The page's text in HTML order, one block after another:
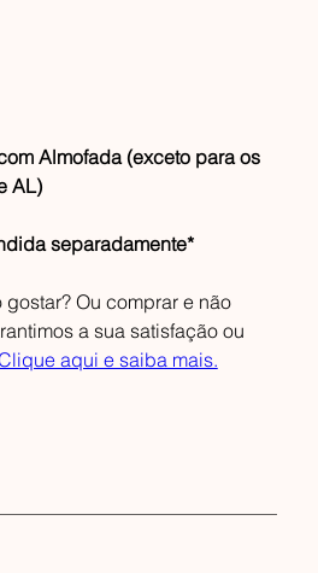
Almofada (exceto para os
AL)
separadamente*
Ou comprar e não
a sua satisfação ou
aqui e saiba mais.